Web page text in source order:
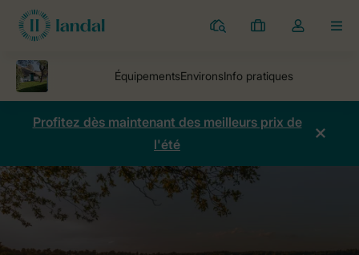
Parcs
Mes
Toggle
dropdown
Profitez dès maintenant des meilleurs prix de
l'été
Parcs De Veluwse Hoevegaerde Comparaison des prix